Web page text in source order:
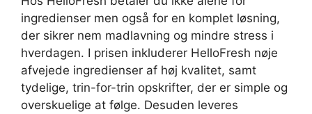
ingredienser men også for en komplet løsning,
der sikrer nem madlavning og mindre stress i
hverdagen. I prisen inkluderer HelloFresh nøje
afvejede ingredienser af høj kvalitet, samt
tydelige, trin-for-trin opskrifter, der er simple og
overskuelige at følge. Desuden leveres